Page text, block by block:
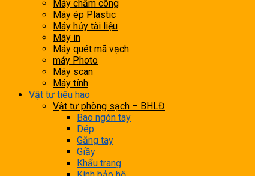
Máy chấm công
Máy ép Plastic
Máy hủy tài liệu
Máy in
Máy quét mã vạch
máy Photo
Máy scan
Máy tính
Vật tư tiêu hao
Vật tư phòng sạch – BHLĐ
Bao ngón tay
Dép
Găng tay
Giầy
Khẩu trang